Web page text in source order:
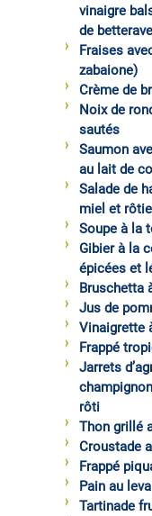
vinaigre
de betterave
Fraises
zabaione)
Crème de
Noix de
sautés
Saumon
au lait de
Salade de
miel et
Soupe à la
Gibier à la
épicées et
Bruschetta
Jus de
Vinaigrette
Frappé
Jarrets
rôti
Thon grillé
Croustade
Frappé
Pain au
Tartinade